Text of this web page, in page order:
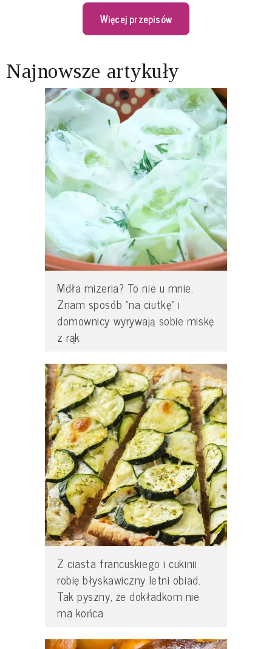
Więcej przepisów
Najnowsze artykuły
Mdła mizeria? To nie u mnie.
Znam sposób "na ciutkę" i
domownicy wyrywają sobie miskę
z rąk
Z ciasta francuskiego i cukinii
robię błyskawiczny letni obiad.
Tak pyszny, że dokładkom nie
ma końca